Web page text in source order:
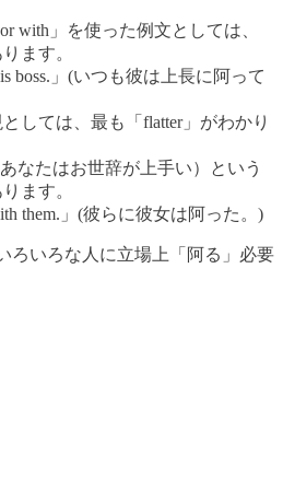
with」を使った例文としては、
ます。
boss.」(いつも彼は上長に阿って
しては、最も「flatter」がわかり
あなたはお世辞が上手い）という
ます。
them.」(彼らに彼女は阿った。)
ろいろな人に立場上「阿る」必要